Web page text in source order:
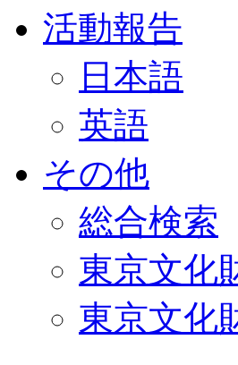
活動報告
日本語
英語
その他
総合検索
東京文化
東京文化